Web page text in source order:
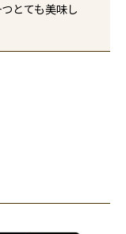
とても美味し